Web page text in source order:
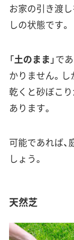
お家の引き渡
しの状態です。
「土のまま 」で
かりません。し
乾くと砂ぼこ
あります。
可能であれば、
しょう。
天然芝